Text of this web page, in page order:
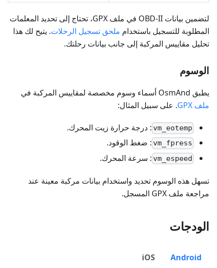
لتضمين بيانات OBD-II في ملف GPX، تحتاج إلى تحديد المعلمات
المطلوبة للتسجيل باستخدام ملحق تسجيل الرحلات. يتيح لك هذا
تحليل مقاييس المركبة إلى جانب بيانات رحلتك.
الوسوم
يطبق OsmAnd أسماء وسوم مخصصة لمقاييس المركبة في
ملف GPX
. على سبيل المثال:
vm_eotemp : درجة حرارة زيت المحرك.
vm_fpress : ضغط الوقود.
vm_espeed : سرعة المحرك.
تسهل هذه الوسوم تحديد واستخدام بيانات مركبة معينة عند
مراجعة ملف GPX المسجل.
الودجات
Android
iOS